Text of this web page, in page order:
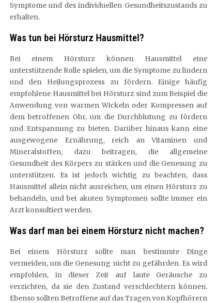
Symptome und des individuellen Gesundheitszustands zu
erhalten.
Was tun bei Hörsturz Hausmittel?
Bei einem Hörsturz können Hausmittel eine
unterstützende Rolle spielen, um die Symptome zu lindern
und den Heilungsprozess zu fördern. Einige häufig
empfohlene Hausmittel bei Hörsturz sind zum Beispiel die
Anwendung von warmen Wickeln oder Kompressen auf
dem betroffenen Ohr, um die Durchblutung zu fördern
und Entspannung zu bieten. Darüber hinaus kann eine
ausgewogene Ernährung, reich an Vitaminen und
Mineralstoffen, dazu beitragen, die allgemeine
Gesundheit des Körpers zu stärken und die Genesung zu
unterstützen. Es ist jedoch wichtig zu beachten, dass
Hausmittel allein nicht ausreichen, um einen Hörsturz zu
behandeln, und bei akuten Symptomen sollte immer ein
Arzt konsultiert werden.
Was darf man bei einem Hörsturz nicht machen?
Bei einem Hörsturz sollte man bestimmte Dinge
vermeiden, um die Genesung nicht zu gefährden. Es wird
empfohlen, in dieser Zeit auf laute Geräusche zu
verzichten, da sie den Zustand verschlechtern können.
Ebenso sollten Betroffene auf das Tragen von Kopfhörern